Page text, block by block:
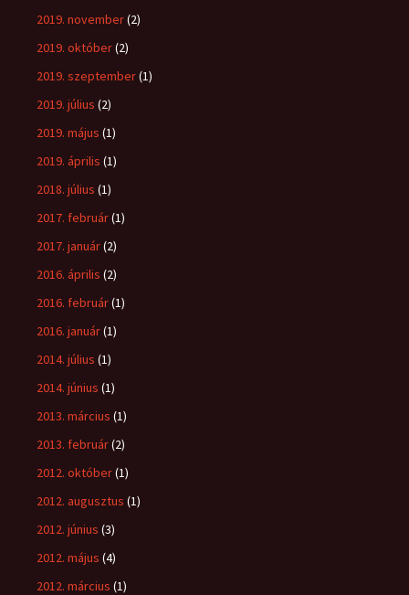
2019. november(2)
2019. október(2)
2019. szeptember(1)
2019. július (2)
2019. május (1)
2019. április (1)
2018. július (1)
2017. február(1)
2017. január(2)
2016. április (2)
2016. február(1)
2016. január(1)
2014. július (1)
2014. június (1)
2013. március (1)
2013. február(2)
2012. október(1)
2012. augusztus (1)
2012. június (3)
2012. május (4)
2012. március (1)